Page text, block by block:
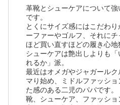
革靴とシューケアについて
です。
とくにサイズ感にはこだわ
ーファーやゴルフ、それに
ほど買い直すほどの履き心地
シューケアは艶出しよりも
れるか」派。
最近はオメガやジャガール
マり始め、ミドルファッシ
た感のある二児のパパです。
靴、シューケア、ファッシ